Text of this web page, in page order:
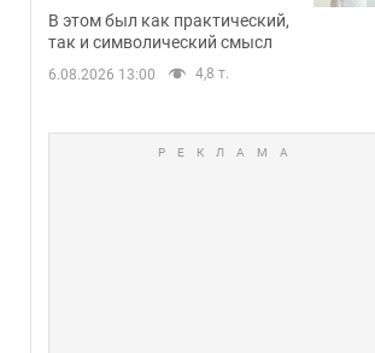
В этом был как практический,
так и символический смысл
6.08.2026 13:00 4,8 т.